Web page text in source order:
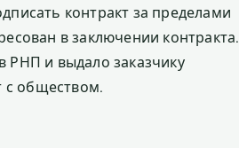
контракт за пределами
в заключении контракта.
РНП и выдало заказчику
с обществом.